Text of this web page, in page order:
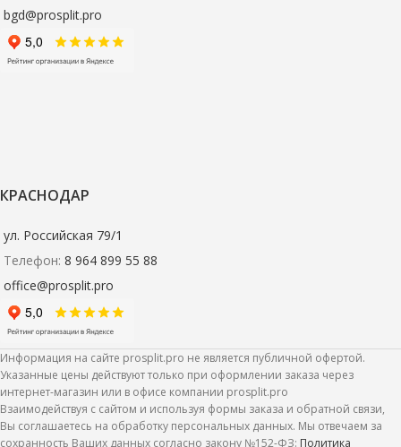
bgd@prosplit.pro
КРАСНОДАР
ул. Российская 79/1
Телефон: 8 964 899 55 88
office@prosplit.pro
Информация на сайте prosplit.pro не является публичной офертой.
Указанные цены действуют только при оформлении заказа через
интернет-магазин или в офисе компании prosplit.pro
Взаимодействуя с сайтом и используя формы заказа и обратной связи,
Вы соглашаетесь на обработку персональных данных. Мы отвечаем за
сохранность Ваших данных согласно закону №152-ФЗ: Политика